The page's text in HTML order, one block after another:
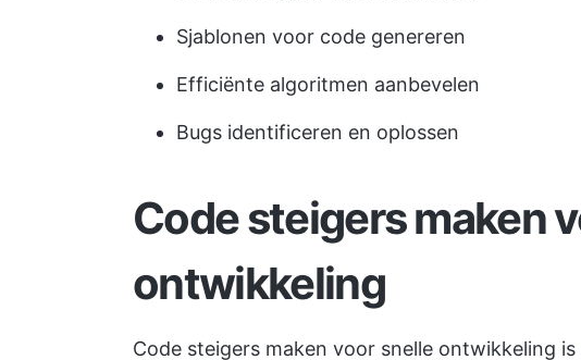
Sjablonen voor code genereren
Efficiënte algoritmen aanbevelen
Bugs identificeren en oplossen
Code steigers maken
ontwikkeling
Code steigers maken voor snelle ontwikkeling